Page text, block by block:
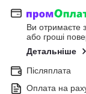
Ви отримаєте
або гроші
Детальніше
Післяплата
Оплата на